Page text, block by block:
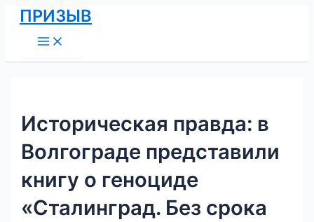
Перейти
содержимому
ПРИЗЫВ
Menu
Историческая правда: в
Волгограде представили
книгу о геноциде
«Сталинград. Без срока
Навигация
по
записям